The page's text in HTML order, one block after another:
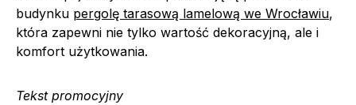
budynku pergolę tarasową lamelową we Wrocławiu,
która zapewni nie tylko wartość dekoracyjną, ale i
komfort użytkowania.
Tekst promocyjny